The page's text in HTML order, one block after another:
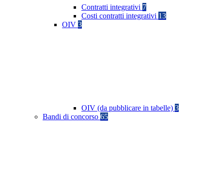
Contratti integrativi 7
Costi contratti integrativi 13
OIV 3
OIV (da pubblicare in tabelle) 3
Bandi di concorso 65